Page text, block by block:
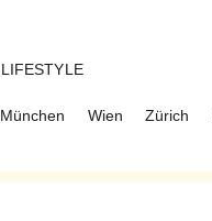
München Wien Zürich
LIFESTYLE